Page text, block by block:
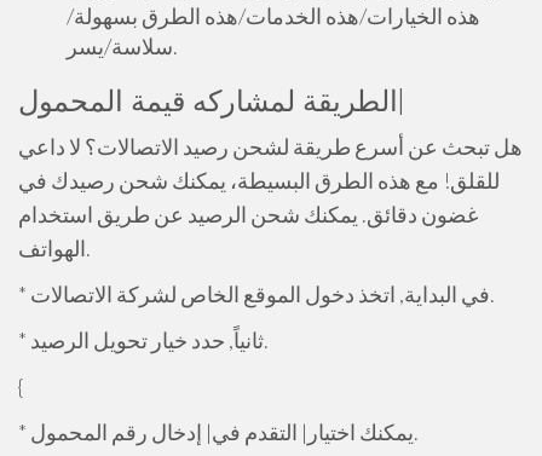
هذه الخيارات/هذه الخدمات/هذه الطرق بسهولة/
سلاسة/يسر.
هل تبحث عن أسرع طريقة لشحن رصيد الاتصالات؟ لا داعي
للقلق! مع هذه الطرق البسيطة، يمكنك شحن رصيدك في
غضون دقائق. يمكنك شحن الرصيد عن طريق استخدام
الهواتف.
* في البداية, اتخذ دخول الموقع الخاص لشركة الاتصالات.
* ثانياً, حدد خيار تحويل الرصيد.
{
* يمكنك اختيار| التقدم في| إدخال رقم المحمول.